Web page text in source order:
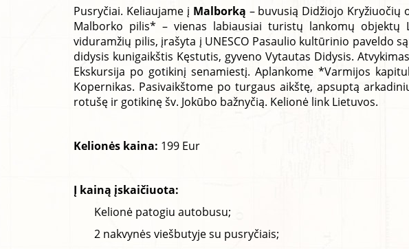
Pusryčiai. Keliaujame į Malborką – buvusią Didžiojo
Malborko pilis* – vienas labiausiai turistų lankomų objektų
viduramžių pilis, įrašyta į UNESCO Pasaulio kultūrinio paveldo
didysis kunigaikštis Kęstutis, gyveno Vytautas Didysis.
Ekskursija po gotikinį senamiestį. Aplankome *Varmijos
Kopernikas. Pasivaikštome po turgaus aikštę, apsuptą
rotušę ir gotikinę šv. Jokūbo bažnyčią. Kelionė link Lietuvos.
Kelionės kaina: 199 Eur
Į kainą įskaičiuota:
Kelionė patogiu autobusu;
2 nakvynės viešbutyje su pusryčiais;